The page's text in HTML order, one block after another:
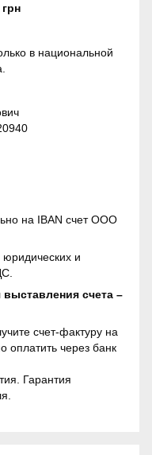
в национальной
на IBAN счет ООО
и
счета –
счет-фактуру на
оплатить через банк
Гарантия